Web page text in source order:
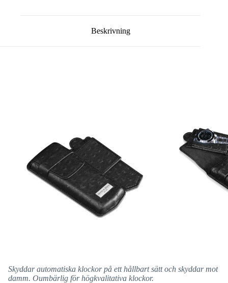
Beskrivning
Skyddar automatiska klockor på ett hållbart sätt och skyddar mot
damm. Oumbärlig för högkvalitativa klockor.